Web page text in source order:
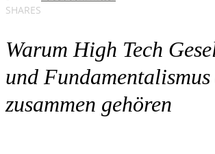
SHARES
Warum High Tech
und
zusammen gehören